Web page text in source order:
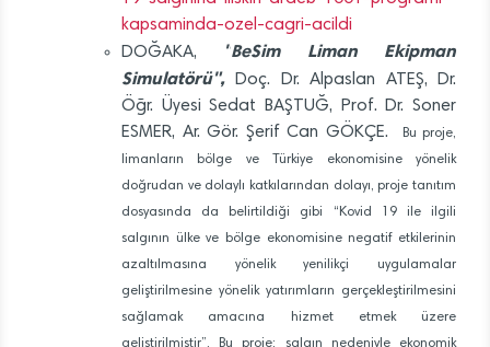
kapsaminda-ozel-cagri-acildi
DOĞAKA,
"BeSim Liman Ekipman
Simulatörü",Doç. Dr. Alpaslan ATEŞ,
Dr.
Öğr. Üyesi Sedat BAŞTUĞ, Prof. Dr. Soner
ESMER, Ar. Gör. Şerif Can GÖKÇE.
Bu proje,
limanların bölge ve Türkiye ekonomisine yönelik
doğrudan ve dolaylı katkılarından dolayı, proje tanıtım
dosyasında da belirtildiği gibi “Kovid 19 ile ilgili
salgının ülke ve bölge ekonomisine negatif etkilerinin
azaltılmasına yönelik yenilikçi uygulamalar
geliştirilmesine yönelik yatırımların gerçekleştirilmesini
sağlamak amacına hizmet etmek üzere
geliştirilmiştir”. Bu proje; salgın nedeniyle ekonomik